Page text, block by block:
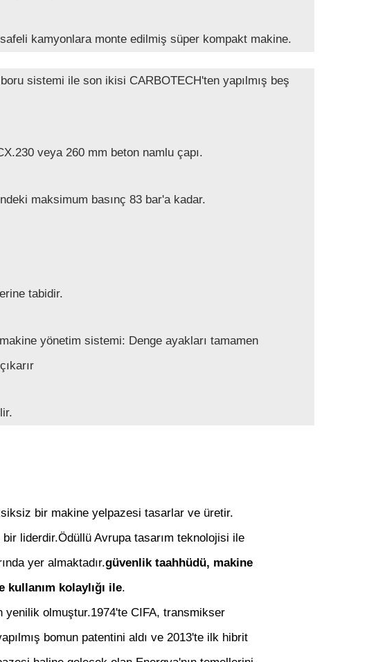
kamyonlara monte edilmiş süper kompakt makine.
sistemi ile son ikisi CARBOTECH'ten yapılmış beş
veya 260 mm beton namlu çapı.
maksimum basınç 83 bar'a kadar.
tabidir.
yönetim sistemi: Denge ayakları tamamen
bir makine yelpazesi tasarlar ve üretir.
liderdir.Ödüllü Avrupa tasarım teknolojisi ile
yer almaktadır.güvenlik taahhüdü, makine
kolaylığı ile.
yenilik olmuştur.1974'te CIFA, transmikser
bomun patentini aldı ve 2013'te ilk hibrit